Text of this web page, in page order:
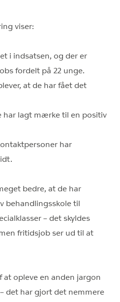
viser:
i indsatsen, og der er
fordelt på 22 unge.
at de har fået det
har lagt mærke til en positiv
har
bedre, at de har
behandlingsskole til
– det skyldes
fritidsjob ser ud til at
at opleve en anden jargon
det har gjort det nemmere